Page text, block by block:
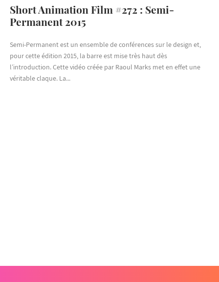
Short Animation Film #272 : Semi-
Permanent 2015
Semi-Permanent est un ensemble de conférences sur le design et,
pour cette édition 2015, la barre est mise très haut dès
l’introduction. Cette vidéo créée par Raoul Marks met en effet une
véritable claque. La...